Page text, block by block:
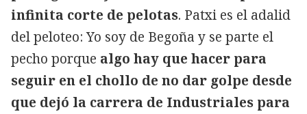
infinita corte de pelotas. Patxi es el adalid
del peloteo: Yo soy de Begoña y se parte el
pecho porque algo hay que hacer para
seguir en el chollo de no dar golpe desde
que dejó la carrera de Industriales para